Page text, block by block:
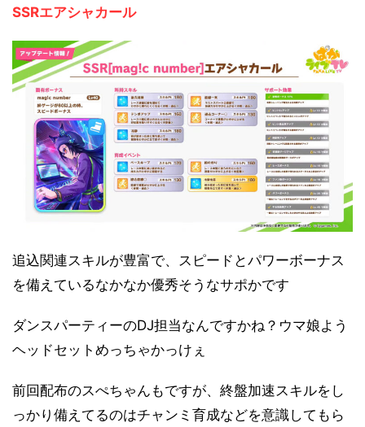
SSRエアシャカール
追込関連スキルが豊富で、スピードとパワーボーナス
を備えているなかなか優秀そうなサポかです
ダンスパーティーのDJ担当なんですかね？ウマ娘よう
ヘッドセットめっちゃかっけぇ
前回配布のスぺちゃんもですが、終盤加速スキルをし
っかり備えてるのはチャンミ育成などを意識してもら